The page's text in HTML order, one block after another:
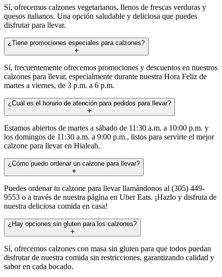
Sí, ofrecemos calzones vegetarianos, llenos de frescas verduras y
quesos italianos. Una opción saludable y deliciosa que puedes
disfrutar para llevar.
¿Tiene promociones especiales para calzones?
Sí, frecuentemente ofrecemos promociones y descuentos en nuestros
calzones para llevar, especialmente durante nuestra Hora Feliz de
martes a viernes, de 3 p.m. a 6 p.m.
¿Cuál es el horario de atención para pedidos para llevar?
Estamos abiertos de martes a sábado de 11:30 a.m. a 10:00 p.m. y
los domingos de 11:30 a.m. a 9:00 p.m., listos para servirte el mejor
calzone para llevar en Hialeah.
¿Cómo puedo ordenar un calzone para llevar?
Puedes ordenar tu calzone para llevar llamándonos al (305) 449-
9553 o a través de nuestra página en Uber Eats. ¡Hazlo y disfruta de
nuestra deliciosa comida en casa!
¿Hay opciones sin gluten para los calzones?
Sí, ofrecemos calzones con masa sin gluten para que todos puedan
disfrutar de nuestra comida sin restricciones, garantizando calidad y
sabor en cada bocado.